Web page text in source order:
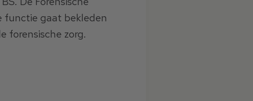
functie gaat bekleden
forensische zorg.